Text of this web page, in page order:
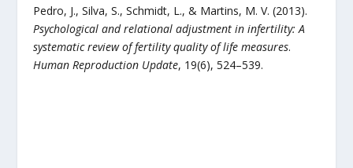
Pedro, J., Silva, S., Schmidt, L., & Martins, M. V. (2013).
Psychological and relational adjustment in infertility: A
systematic review of fertility quality of life measures.
Human Reproduction Update, 19(6), 524–539.